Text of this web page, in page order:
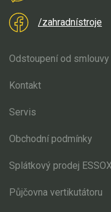
/zahradnístroje
Odstoupení od smlouvy
Kontakt
Servis
Obchodní podmínky
Splátkový prodej
Půjčovna vertikutátoru